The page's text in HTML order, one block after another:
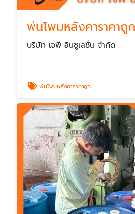
พ่นโพมหลังคาราคาถูก
บริษัท เจพี อินซูเลชั่น จำกัด
พ่นโพมหลังคาราคาถูก